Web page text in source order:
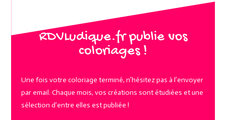
RDVLudique.fr publie vos
coloriages !
Une fois votre coloriage terminé, n’hésitez pas à l’envoyer
par email. Chaque mois, vos créations sont étudiées et une
sélection d’entre elles est publiée !